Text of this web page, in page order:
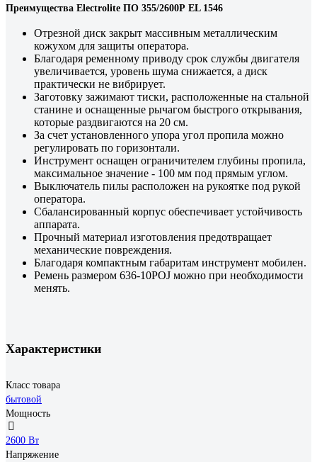
Преимущества Electrolite ПО 355/2600Р EL 1546
Отрезной диск закрыт массивным металлическим
кожухом для защиты оператора.
Благодаря ременному приводу срок службы двигателя
увеличивается, уровень шума снижается, а диск
практически не вибрирует.
Заготовку зажимают тиски, расположенные на стальной
станине и оснащенные рычагом быстрого открывания,
которые раздвигаются на 20 см.
За счет установленного упора угол пропила можно
регулировать по горизонтали.
Инструмент оснащен ограничителем глубины пропила,
максимальное значение - 100 мм под прямым углом.
Выключатель пилы расположен на рукоятке под рукой
оператора.
Сбалансированный корпус обеспечивает устойчивость
аппарата.
Прочный материал изготовления предотвращает
механические повреждения.
Благодаря компактным габаритам инструмент мобилен.
Ремень размером 636-10POJ можно при необходимости
менять.
Характеристики
Класс товара
бытовой
Мощность
2600 Вт
Напряжение